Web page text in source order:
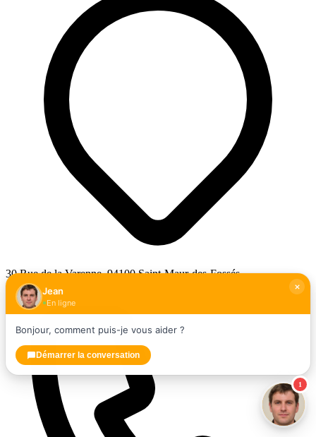
30 Rue de la Varenne, 94100 Saint-Maur-des-Fossés
1
Jean
En ligne
Bonjour, comment puis-je vous aider ?
Démarrer la conversation